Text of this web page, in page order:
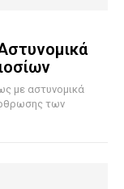
με αστυνομικά
των